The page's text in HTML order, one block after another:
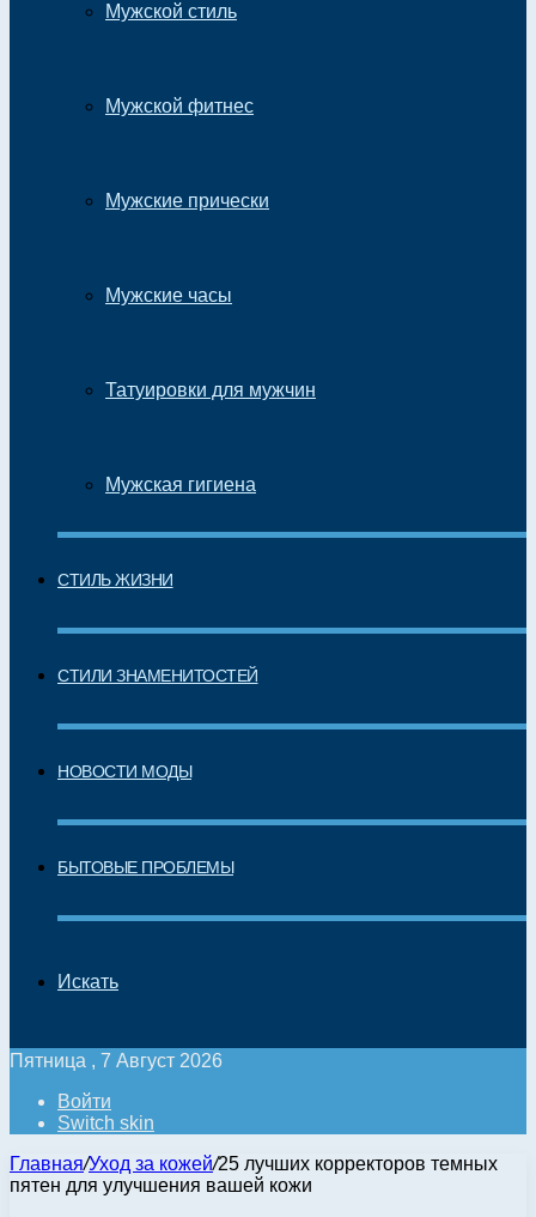
Мужской стиль
Мужской фитнес
Мужские прически
Мужские часы
Татуировки для мужчин
Мужская гигиена
СТИЛЬ ЖИЗНИ
СТИЛИ ЗНАМЕНИТОСТЕЙ
НОВОСТИ МОДЫ
БЫТОВЫЕ ПРОБЛЕМЫ
Искать
Пятница , 7 Август 2026
Войти
Switch skin
Главная/Уход за кожей/25 лучших корректоров темных
пятен для улучшения вашей кожи